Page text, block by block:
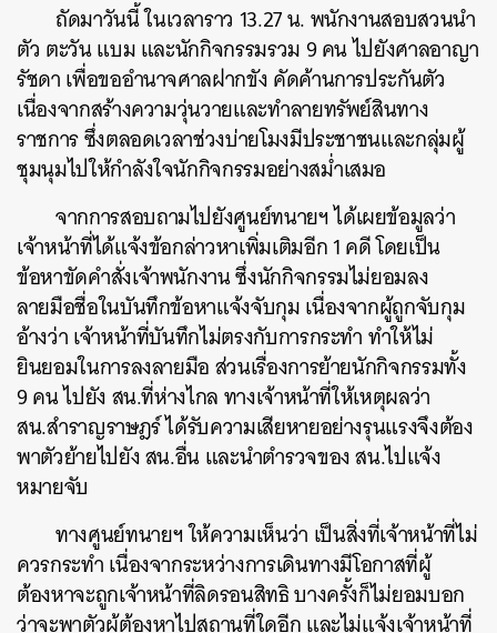
ถัดมาวันนี้ ในเวลาราว 13.27 น. พนักงานสอบสวนนำ
ตัว ตะวัน แบม และนักกิจกรรมรวม 9 คน ไปยังศาลอาญา
รัชดา เพื่อขออำนาจศาลฝากขัง คัดค้านการประกันตัว
เนื่องจากสร้างความวุ่นวายและทำลายทรัพย์สินทาง
ราชการ ซึ่งตลอดเวลาช่วงบ่ายโมงมีประชาชนและกลุ่มผู้
ชุมนุมไปให้กำลังใจนักกิจกรรมอย่างสม่ำเสมอ
จากการสอบถามไปยังศูนย์ทนายฯ ได้เผยข้อมูลว่า
เจ้าหน้าที่ได้แจ้งข้อกล่าวหาเพิ่มเติมอีก 1 คดี โดยเป็น
ข้อหาขัดคำสั่งเจ้าพนักงาน ซึ่งนักกิจกรรมไม่ยอมลง
ลายมือชื่อในบันทึกข้อหาแจ้งจับกุม เนื่องจากผู้ถูกจับกุม
อ้างว่า เจ้าหน้าที่บันทึกไม่ตรงกับการกระทำ ทำให้ไม่
ยินยอมในการลงลายมือ ส่วนเรื่องการย้ายนักกิจกรรมทั้ง
9 คน ไปยัง สน.ที่ห่างไกล ทางเจ้าหน้าที่ให้เหตุผลว่า
สน.สำราญราษฎร์ ได้รับความเสียหายอย่างรุนแรงจึงต้อง
พาตัวย้ายไปยัง สน.อื่น และนำตำรวจของ สน.ไปแจ้ง
หมายจับ
ทางศูนย์ทนายฯ ให้ความเห็นว่า เป็นสิ่งที่เจ้าหน้าที่ไม่
ควรกระทำ เนื่องจากระหว่างการเดินทางมีโอกาสที่ผู้
ต้องหาจะถูกเจ้าหน้าที่ลิดรอนสิทธิ บางครั้งก็ไม่ยอมบอก
ว่าจะพาตัวผู้ต้องหาไปสถานที่ใดอีก และไม่แจ้งเจ้าหน้าที่